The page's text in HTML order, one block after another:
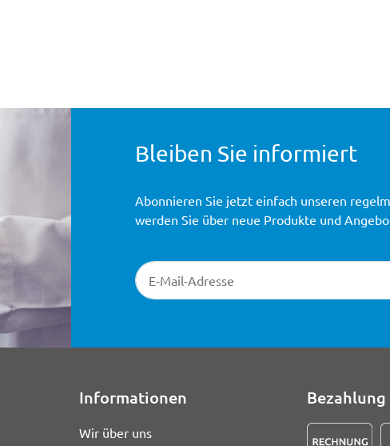
Bleiben Sie informiert
Newsletter-Registrierung
Abonnieren Sie jetzt einfach unseren
werden Sie über neue Produkte und
Informationen
Wir über uns
Bezahlung